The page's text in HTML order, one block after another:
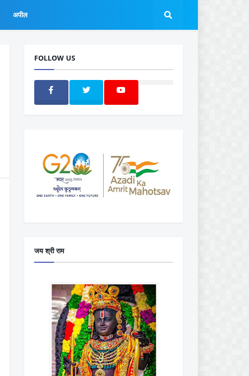
अपील
FOLLOW US
जय श्री राम